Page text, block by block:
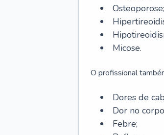
Osteoporose;
Micose.
O profissional
Dores de
Dor no
Febre;